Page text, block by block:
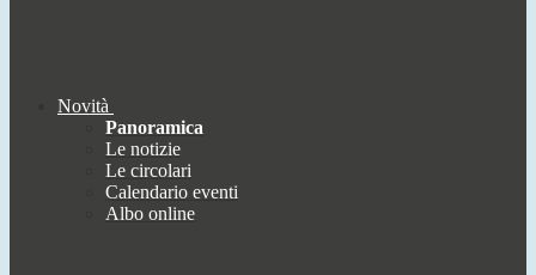
Novità
Panoramica
Le notizie
Le circolari
Calendario eventi
Albo online